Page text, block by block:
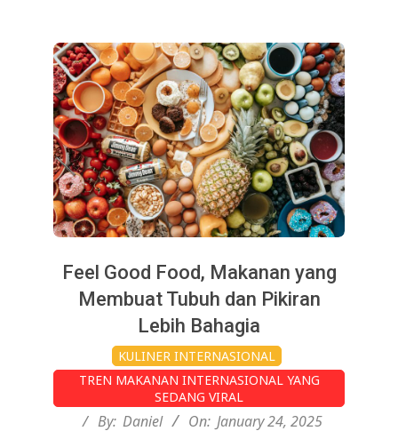
Feel Good Food, Makanan yang
Membuat Tubuh dan Pikiran
Lebih Bahagia
01-
KULINER INTERNASIONAL
TREN MAKANAN INTERNASIONAL YANG
SEDANG VIRAL
By: Daniel On: January 24, 2025